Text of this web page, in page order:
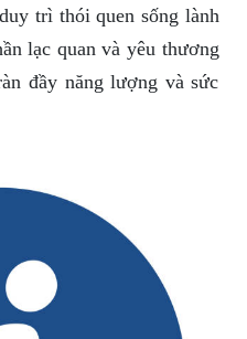
trì thói quen sống lành
lạc quan và yêu thương
đầy năng lượng và sức